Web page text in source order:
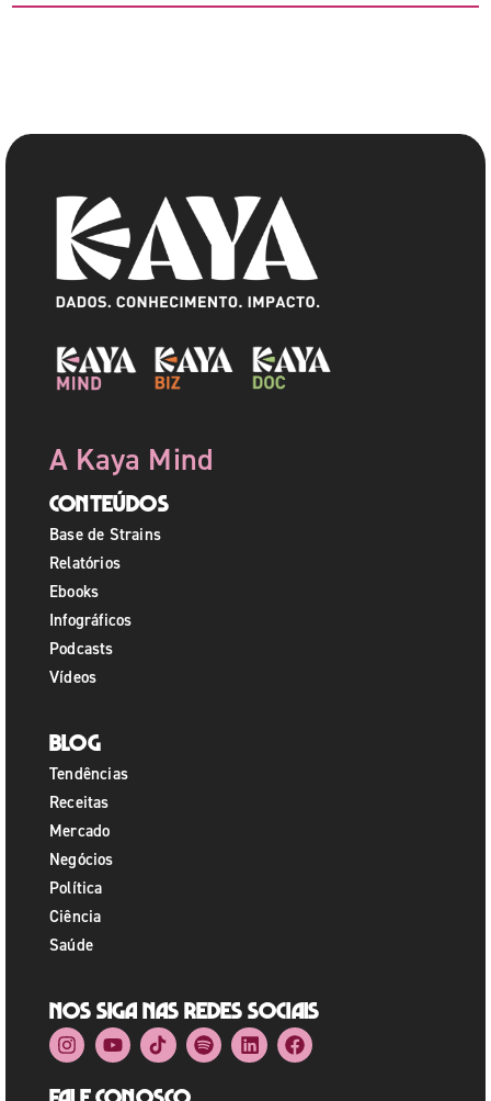
A Kaya Mind
Conteúdos
Base de Strains
Relatórios
Ebooks
Infográficos
Podcasts
Vídeos
Blog
Tendências
Receitas
Mercado
Negócios
Política
Ciência
Saúde
Nos siga nas redes sociais